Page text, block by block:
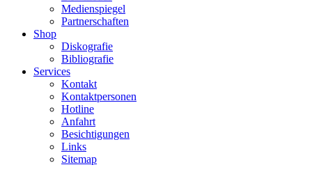
Medienspiegel
Partnerschaften
Shop
Diskografie
Bibliografie
Services
Kontakt
Kontaktpersonen
Hotline
Anfahrt
Besichtigungen
Links
Sitemap